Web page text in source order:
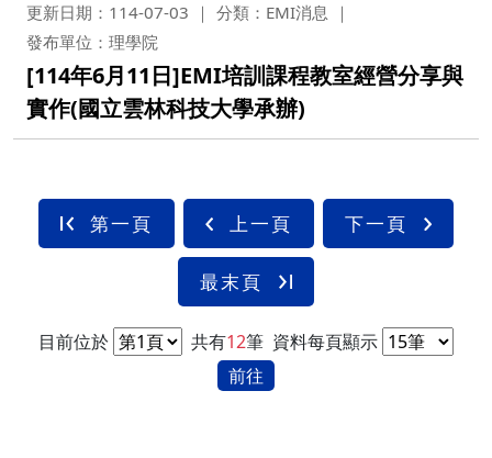
更新日期：114-07-03
分類：EMI消息
發布單位：理學院
[114年6月11日]EMI培訓課程教室經營分享與
實作(國立雲林科技大學承辦)
第一頁 上一頁 下一頁
最末頁
目前位於 共有12筆 資料每頁顯示
前往